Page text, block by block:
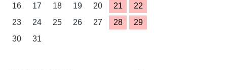
16
17 18 19 20 21
22
23
24 25 26 27 28
29
30
31